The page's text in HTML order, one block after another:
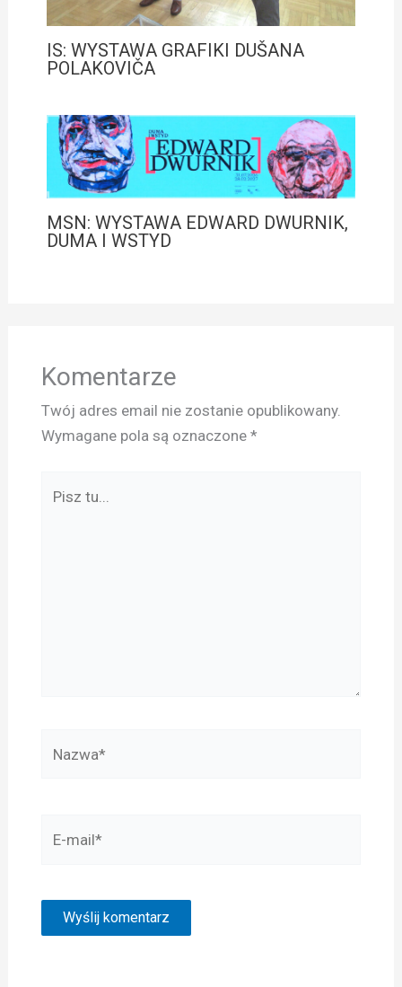
IS: WYSTAWA GRAFIKI DUŠANA
POLAKOVIČA
MSN: WYSTAWA EDWARD DWURNIK,
DUMA I WSTYD
Komentarze
Twój adres email nie zostanie opublikowany.
Wymagane pola są oznaczone *
tu...